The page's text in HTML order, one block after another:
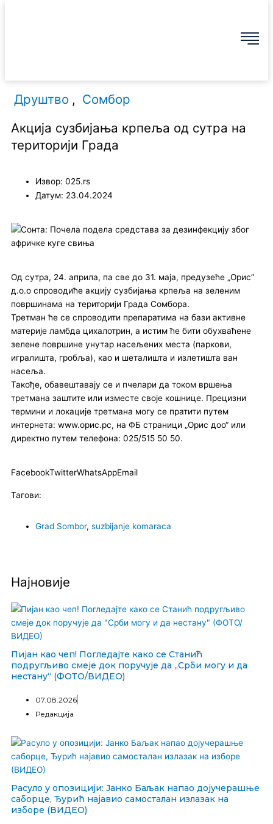
c
e
b
k
s
a
a
m
i
t
u
u
Друштво , Сомбор
Акција сузбијања крпеља од сутра на
територији Града
Извор: 025.rs
Датум: 23.04.2024
Од сутра, 24. априла, па све до 31. маја, предузеће „Орис“
д.о.о спроводиће акцију сузбијања крпеља на зеленим
површинама на територији Града Сомбора.
Третман ће се спроводити препаратима на бази активне
материје ламбда цихалотрин, а истим ће бити обухваћене
зелене површине унутар насељених места (паркови,
игралишта, гробља), као и шеталишта и излетишта ван
насеља.
Такође, обавештавају се и пчелари да током вршења
третмана заштите или изместе своје кошнице. Прецизни
термини и локације третмана могу се пратити путем
интернета: www.орис.рс, на ФБ страници „Орис доо“ или
директно путем телефона: 025/515 50 50.
FacebookTwitterWhatsAppEmail
Тагови:
Grad Sombor, suzbijanje komaraca
Најновије
Пијан као чеп! Погледајте како се Станић
подругљиво смеје док поручује да „Срби могу и да
нестану“ (ФОТО/ВИДЕО)
07.08.2026
Редакција
Расуло у опозицији: Јанко Баљак напао дојучерашње
саборце, Ђурић најавио самосталан излазак на
изборе (ВИДЕО)